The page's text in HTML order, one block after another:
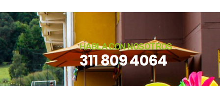
HABLA CON NOSOTROS
311 809 4064